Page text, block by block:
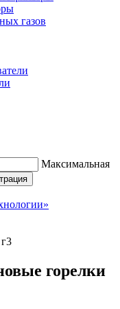
газов
Максимальная
горелки